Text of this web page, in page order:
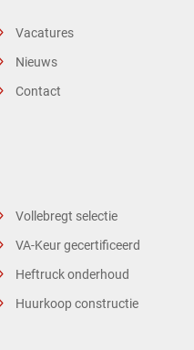
Vacatures
Nieuws
Contact
Vollebregt selectie
VA-Keur gecertificeerd
Heftruck onderhoud
Huurkoop constructie